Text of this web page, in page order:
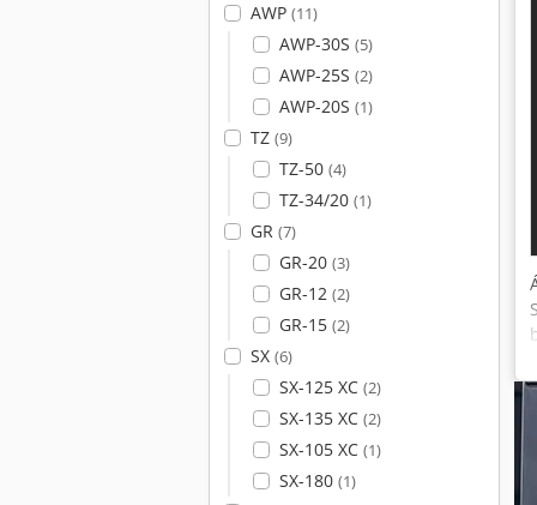
AWP (11)
AWP-30S (5)
AWP-25S (2)
AWP-20S (1)
TZ (9)
TZ-50 (4)
TZ-34/20 (1)
GR (7)
GR-20 (3)
GR-12 (2)
GR-15 (2)
SX (6)
SX-125 XC (2)
SX-135 XC (2)
SX-105 XC (1)
SX-180 (1)